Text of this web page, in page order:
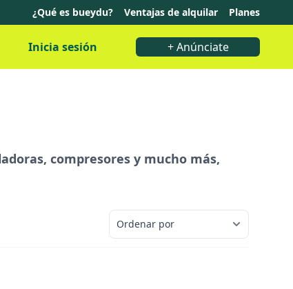
¿Qué es bueydu? Ventajas de alquilar Planes
Inicia sesión + Anúnciate
compresores y mucho más,